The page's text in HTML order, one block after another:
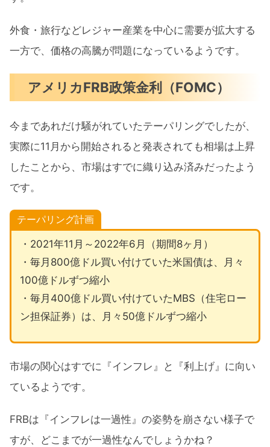
外食・旅行などレジャー産業を中心に需要が拡大する
一方で、価格の高騰が問題になっているようです。
アメリカFRB政策金利（FOMC）
今まであれだけ騒がれていたテーパリングでしたが、
実際に11月から開始されると発表されても相場は上昇
したことから、市場はすでに織り込み済みだったよう
です。
テーパリング計画
・2021年11月～2022年6月（期間8ヶ月）
・毎月800億ドル買い付けていた米国債は、月々
100億ドルずつ縮小
・毎月400億ドル買い付けていたMBS（住宅ロー
ン担保証券）は、月々50億ドルずつ縮小
市場の関心はすでに『インフレ』と『利上げ』に向い
ているようです。
FRBは『インフレは一過性』の姿勢を崩さない様子で
すが、どこまでが一過性なんでしょうかね？